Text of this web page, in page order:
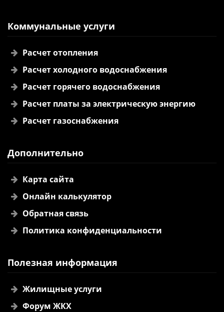
Коммунальные услуги
Расчет отопления
Расчет холодного водоснабжения
Расчет горячего водоснабжения
Расчет платы за электрическую энергию
Расчет газоснабжения
Дополнительно
Карта сайта
Онлайн калькулятор
Обратная связь
Политика конфиденциальности
Полезная информация
Жилищные услуги
Форум ЖКХ